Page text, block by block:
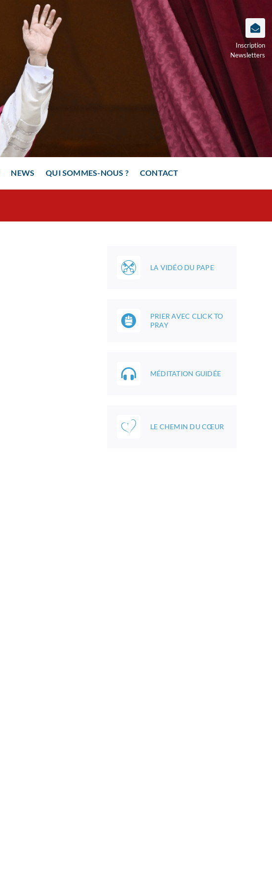
Inscription
Newsletters
NEWS QUI SOMMES-NOUS ? CONTACT
LA VIDÉO DU PAPE
PRIER AVEC CLICK TO
PRAY
MÉDITATION GUIDÉE
LE CHEMIN DU CŒUR